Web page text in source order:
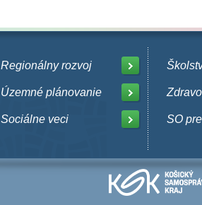
Regionálny rozvoj
Územné plánovanie
Sociálne veci SO